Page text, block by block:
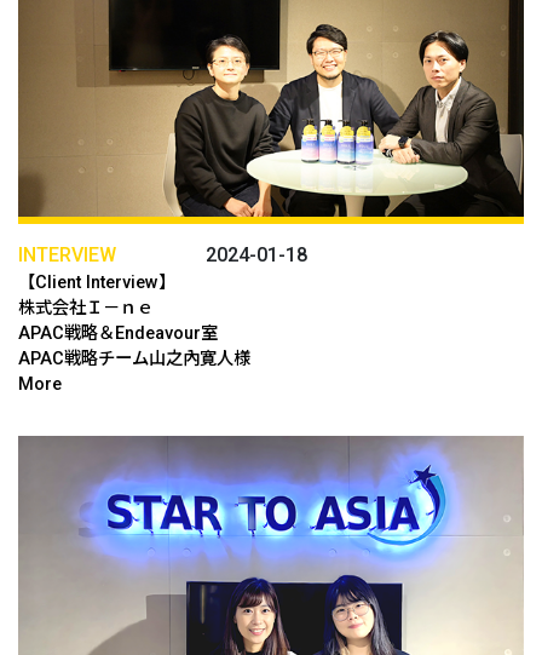
INTERVIEW 2024-01-18
【Client Interview】
株式会社Ｉ－ｎｅ
APAC戦略＆Endeavour室
APAC戦略チーム山之內寛人様
More